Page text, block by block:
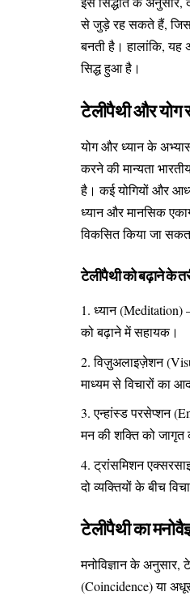
से जुड़े रह सकते हैं,
बनती है। हालांकि,
सिद्ध हुआ है।
टेलीपैथी और योग
योग और ध्यान के
करने की मान्यता
है। कई योगियों और
ध्यान और मानसिक
विकसित किया जा
टेलीपैथी को बढ़ाने के
ध्यान (Meditation)
को बढ़ाने में सहायक।
विज़ुअलाइज़ेशन
माध्यम से विचारों का
एन्हांस्ड परसेप्शन
मन की शक्ति को जागृत
ट्रांसमिशन
दो व्यक्तियों के बीच
टेलीपैथी का
मनोविज्ञान के
(Coincidence) या